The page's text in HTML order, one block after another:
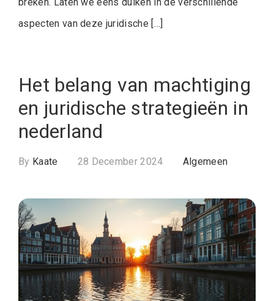
aspecten van deze juridische […]
Het belang van machtiging
en juridische strategieën in
nederland
By Kaate 28 December 2024 Algemeen